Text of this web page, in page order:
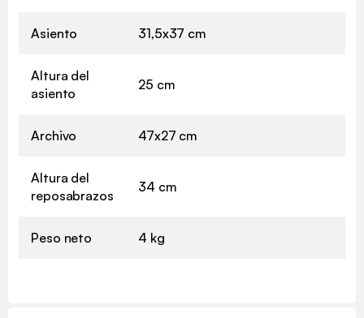
Asiento 31,5x37 cm
Altura del
asiento
25 cm
Archivo 47x27 cm
Altura del
reposabrazos
34 cm
Peso neto 4 kg